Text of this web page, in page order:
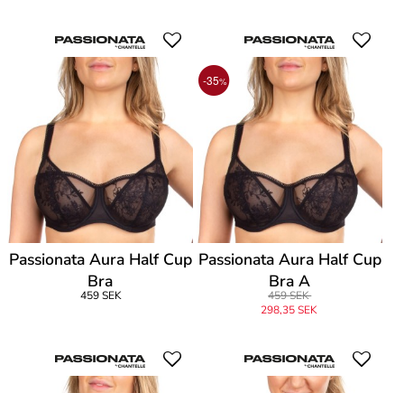
Passionata Aura Half Cup
Bra
459 SEK
-35%
Passionata Aura Half Cup
Bra A
459 SEK
298,35 SEK